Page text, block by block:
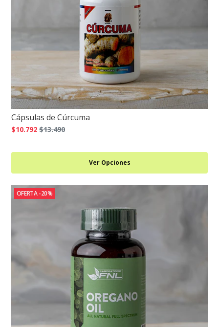
Cápsulas de Cúrcuma
$10.792 $13.490
Ver Opciones
OFERTA -20%